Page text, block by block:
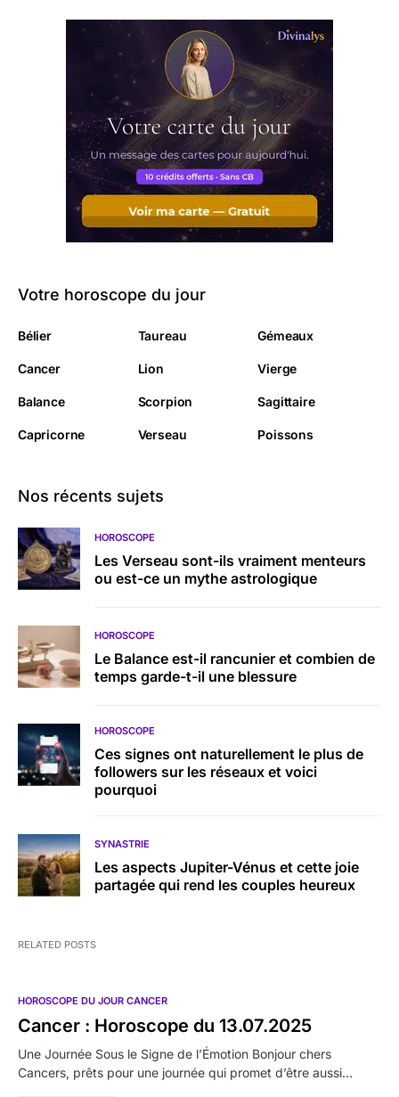
Votre horoscope du jour
Bélier Taureau Gémeaux
Cancer Lion Vierge
Balance Scorpion Sagittaire
Capricorne Verseau Poissons
Nos récents sujets
HOROSCOPE
Les Verseau sont-ils vraiment menteurs
ou est-ce un mythe astrologique
HOROSCOPE
Le Balance est-il rancunier et combien de
temps garde-t-il une blessure
HOROSCOPE
Ces signes ont naturellement le plus de
followers sur les réseaux et voici
pourquoi
SYNASTRIE
Les aspects Jupiter-Vénus et cette joie
partagée qui rend les couples heureux
RELATED POSTS
HOROSCOPE DU JOUR CANCER
Cancer : Horoscope du 13.07.2025
Une Journée Sous le Signe de l’Émotion Bonjour chers
Cancers, prêts pour une journée qui promet d’être aussi…